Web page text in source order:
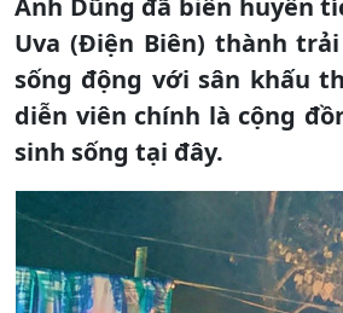
Anh Dũng đã biến huyền
Uva (Điện Biên) thành
sống động với sân khấu
diễn viên chính là cộng
sinh sống tại đây.